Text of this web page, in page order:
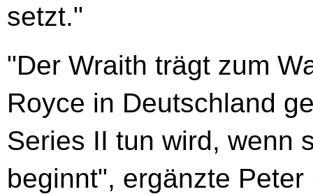
setzt."
"Der Wraith trägt zum
Royce in Deutschland
Series II tun wird, wenn
beginnt", ergänzte